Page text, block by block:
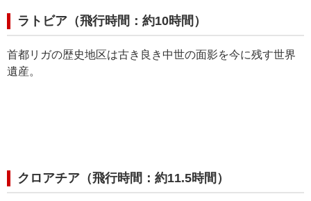
ラトビア（飛行時間：約10時間）
首都リガの歴史地区は古き良き中世の面影を今に残す世界
遺産。
クロアチア（飛行時間：約11.5時間）